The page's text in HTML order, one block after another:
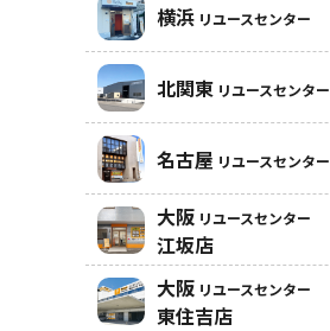
横浜 リユースセンター
北関東 リユースセンター
名古屋 リユースセンター
大阪 リユースセンター
江坂店
大阪 リユースセンター
東住吉店